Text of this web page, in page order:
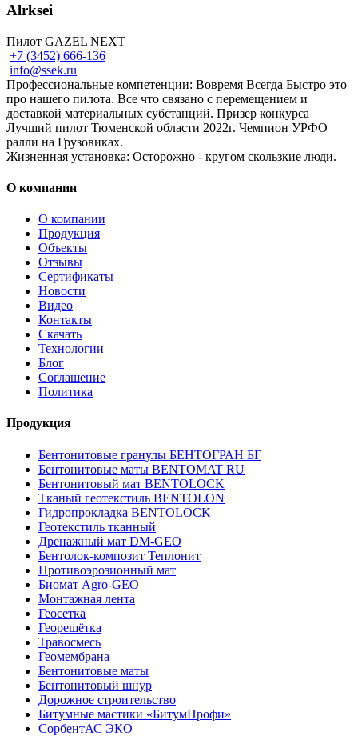
Alrksei
Пилот GAZEL NEXT
+7 (3452) 666-136
info@ssek.ru
Профессиональные компетенции: Вовремя Всегда Быстро это
про нашего пилота. Все что связано с перемещением и
доставкой материальных субстанций. Призер конкурса
Лучший пилот Тюменской области 2022г. Чемпион УРФО
ралли на Грузовиках.
Жизненная установка: Осторожно - кругом скользкие люди.
О компании
О компании
Продукция
Объекты
Отзывы
Сертификаты
Новости
Видео
Контакты
Скачать
Технологии
Блог
Соглашение
Политика
Продукция
Бентонитовые гранулы БЕНТОГРАН БГ
Бентонитовые маты BENTOMAT RU
Бентонитовый мат BENTOLOCK
Тканый геотекстиль BENTOLON
Гидропрокладка BENTOLOCK
Геотекстиль тканный
Дренажный мат DM-GEO
Бентолок-композит Теплонит
Противоэрозионный мат
Биомат Agro-GEO
Монтажная лента
Геосетка
Георешётка
Травосмесь
Геомембрана
Бентонитовые маты
Бентонитовый шнур
Дорожное строительство
Битумные мастики «БитумПрофи»
СорбентАС ЭКО